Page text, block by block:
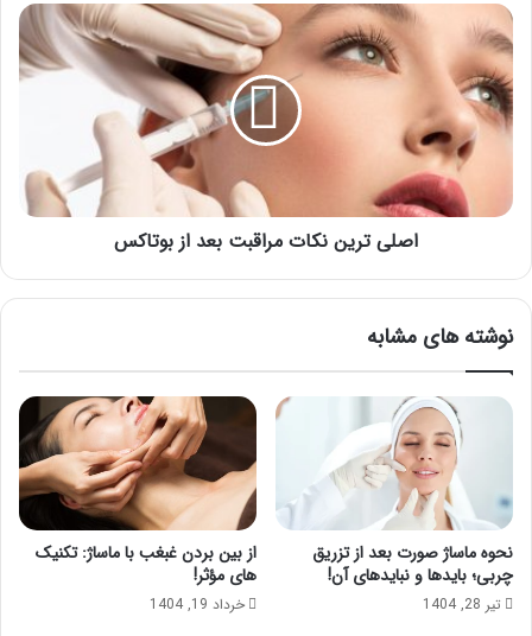
اصلی
ترین
نکات
مراقبت
بعد
از
بوتاکس
اصلی ترین نکات مراقبت بعد از بوتاکس
نوشته های مشابه
نحوه ماساژ صورت بعد از تزریق
چربی؛ بایدها و نبایدهای آن!
تیر 28, 1404
از بین بردن غبغب با ماساژ: تکنیک
های مؤثر!
خرداد 19, 1404